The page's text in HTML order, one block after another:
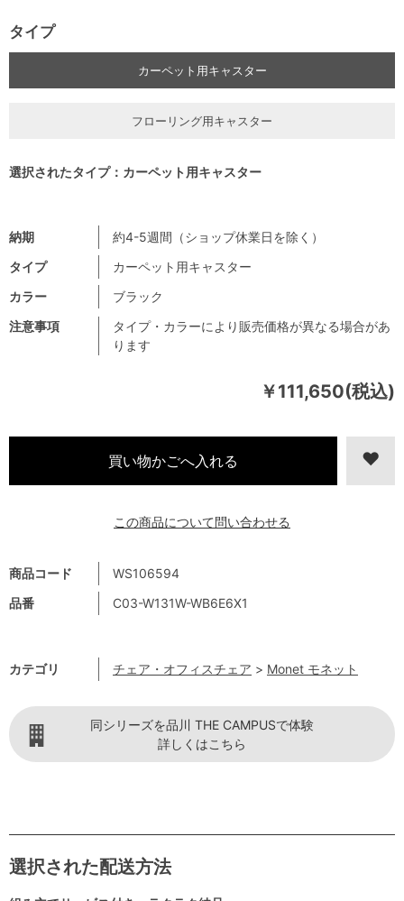
￥111,650(税込)
商品コード
WS106594
品番
C03-W131W-WB6E6X1
カテゴリ チェア・オフィスチェア > Monet モネット
注意事項
タイプ・カラーにより販売価格が異なる場合があ
ります
納期
約4-5週間（ショップ休業日を除く）
タイプ
カーペット用キャスター
カラー
ブラック
タイプ
カーペット用キャスター
フローリング用キャスター
選択されたタイプ：カーペット用キャスター
この商品について問い合わせる
同シリーズを品川 THE CAMPUSで体験
詳しくはこちら
選択された配送方法